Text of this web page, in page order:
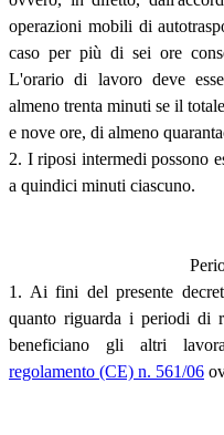
operazioni mobili di
caso per più di sei ore
L'orario di lavoro deve
almeno trenta minuti se il
e nove ore, di almeno
2. I riposi intermedi possono
a quindici minuti ciascuno.
1. Ai fini del presente
quanto riguarda i periodi di
beneficiano gli altri
regolamento (CE) n. 561/06